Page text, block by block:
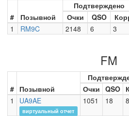
# Позывной
Подтверждено
Очки
QSO
1
RM9C 2148 6 3
FM
# Позывной
Очки QSO
1
UA9AE
виртуальный отчет
1051 18 8